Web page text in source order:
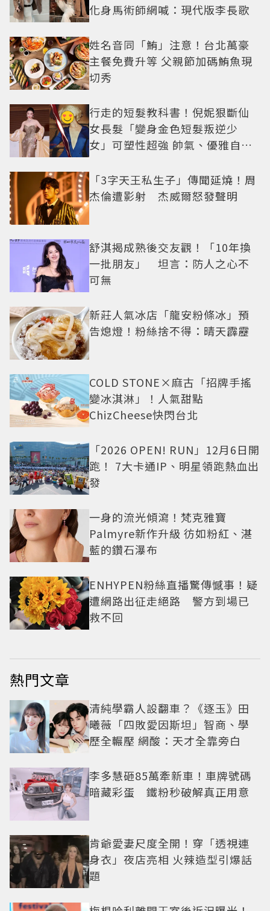
化身馬術師網喊：現代版李長歌
姓名音同「鮪」注意！台北萬豪
主餐免費升等 父親節加碼鮪魚現
切秀
行走的短髮教科書！倪妮狠斷仙
女長髮「變身金色短髮叛逆少
女」可塑性超強 帥氣、優雅自由
「3字天王私生子」傳聞延燒！周
杰倫遭影射 杰威爾怒發聲明
舒淇揭成熟後交友觀！「10年換
一批朋友」 坦言：防人之心不
可無
新莊人氣冰店「龍安粉條冰」預
告熄燈！粉絲捨不得：晴天霹靂
COLD STONE×麻古「招牌手搖
變冰淇淋」！人氣甜點
ChizCheese快閃台北
「2026 OPEN! RUN」12月6日開
跑！ 7大卡通IP、明星領跑熱血出
發
一身的流光傾瀉！梵克雅寶
Palmyre新作升級 彷如粉紅、湛
藍的鑽石瀑布
ENHYPEN粉絲直播驚傳憾事！疑
遭網路出征走絕路 警方到場已
救不回
熱門文章
清純學霸人設翻車？《逐玉》田
曦薇「四敗愛因斯坦」智商、學
歷全輾壓 網酸：天才全靠旁白
李多慧砸85萬牽新車！車牌號碼
暗藏彩蛋 鐵粉秒破解真正用意
肯爺愛妻尺度全開！穿「透視連
身衣」夜店亮相 火辣造型引爆話
題